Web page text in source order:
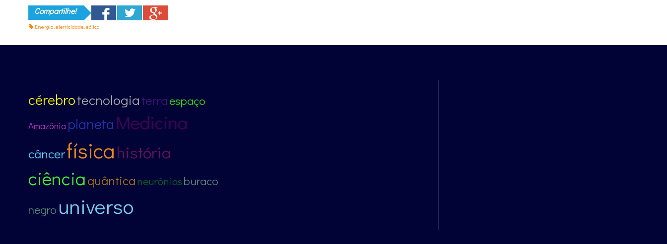
Compartilhe!
Energia ,eletricidade ,eólica
cérebrotecnologiaterraespaço
Amazônia planeta Medicina
câncerfísicahistória
ciênciaquânticaneurôniosburaco
negro universo